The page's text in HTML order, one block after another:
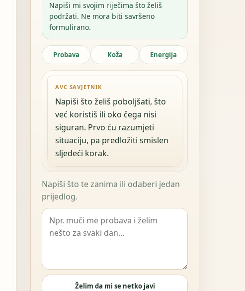
Napiši mi svojim riječima što želiš
podržati. Ne mora biti savršeno
formulirano.
Probava Koža Energija
AVC SAVJETNIK
Napiši što želiš poboljšati, što
već koristiš ili oko čega nisi
siguran. Prvo ću razumjeti
situaciju, pa predložiti smislen
sljedeći korak.
Napiši što te zanima ili odaberi jedan
prijedlog.
Želim da mi se netko javi